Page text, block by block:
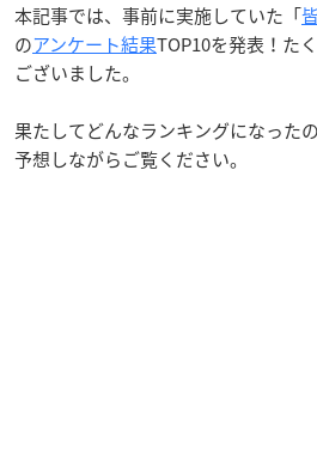
本記事では、事前に実施していた「
のアンケート結果TOP10を発表！た
ございました。
果たしてどんなランキングになった
予想しながらご覧ください。